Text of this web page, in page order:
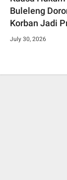
Buleleng
Korban Jadi
July 30, 2026